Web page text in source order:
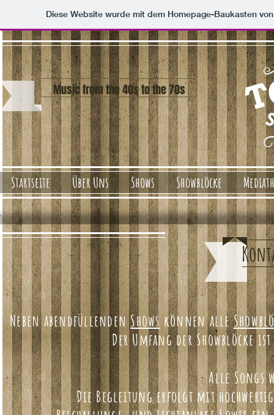
Diese Website wurde mit dem Homepage-Baukasten
Music from the 40s to the 70s
Startseite Über Uns Shows Showblöcke
Neben abendfüllendenShowskönnen alle
Der Umfang der Showblöcke
Alle Songs
Die Begleitung erfolgt mit